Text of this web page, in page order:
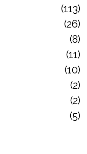
113
26
8
11
10
2
2
5